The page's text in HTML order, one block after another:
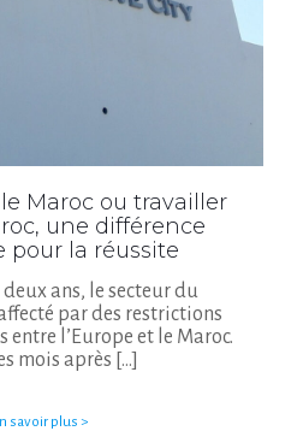
Maroc ou travailler
une différence
pour la réussite
ans, le secteur du
par des restrictions
l’Europe et le Maroc.
mois après […]
savoir plus >